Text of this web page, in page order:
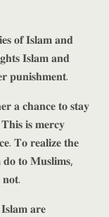
𝐨𝐟 𝐈𝐬𝐥𝐚𝐦 𝐚𝐧𝐝
𝐈𝐬𝐥𝐚𝐦 𝐚𝐧𝐝
𝐩𝐮𝐧𝐢𝐬𝐡𝐦𝐞𝐧𝐭.
𝐚 𝐜𝐡𝐚𝐧𝐜𝐞 𝐭𝐨 𝐬𝐭𝐚𝐲
𝐓𝐡𝐢𝐬 𝐢𝐬 𝐦𝐞𝐫𝐜𝐲
𝐓𝐨 𝐫𝐞𝐚𝐥𝐢𝐳𝐞 𝐭𝐡𝐞
𝐝𝐨 𝐭𝐨 𝐌𝐮𝐬𝐥𝐢𝐦𝐬,
𝐚𝐫𝐞